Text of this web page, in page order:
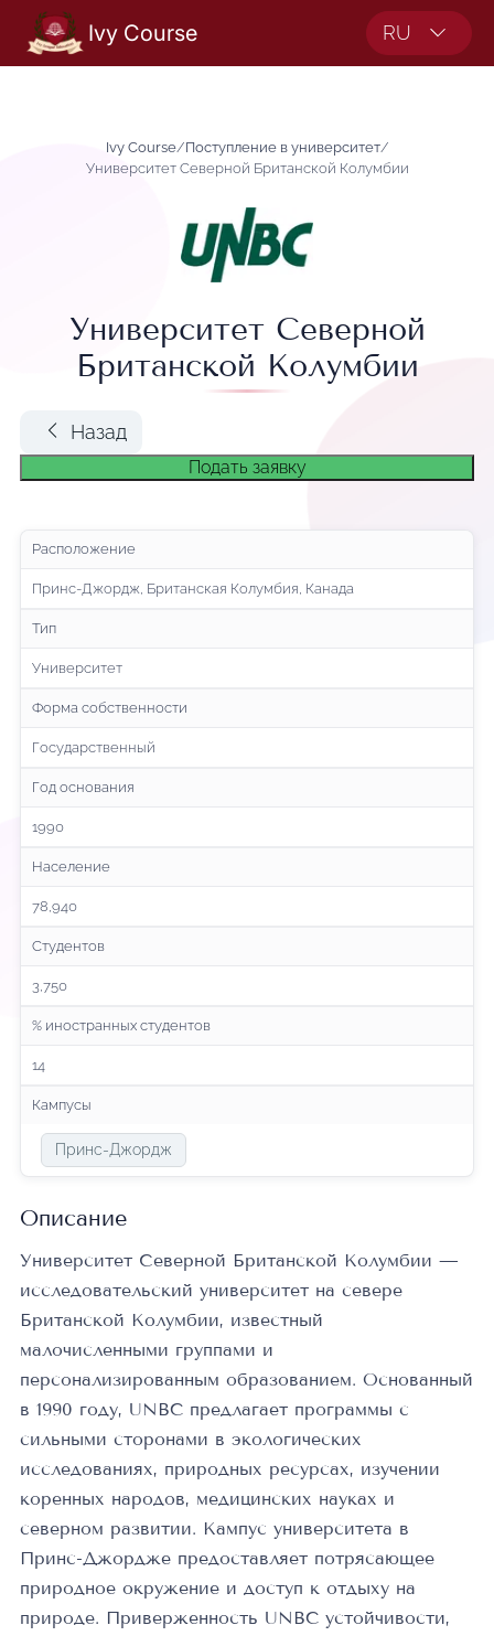
Ivy Course RU
Ivy Course/Поступление в университет/
Университет Северной Британской Колумбии
Университет Северной
Британской Колумбии
Назад
Подать заявку
Расположение
Принс-Джордж, Британская Колумбия, Канада
Тип
Университет
Форма собственности
Государственный
Год основания
1990
Население
78,940
Студентов
3,750
% иностранных студентов
14
Кампусы
Принс-Джордж
Описание
Университет Северной Британской Колумбии —
исследовательский университет на севере
Британской Колумбии, известный
малочисленными группами и
персонализированным образованием. Основанный
в 1990 году, UNBC предлагает программы с
сильными сторонами в экологических
исследованиях, природных ресурсах, изучении
коренных народов, медицинских науках и
северном развитии. Кампус университета в
Принс-Джордже предоставляет потрясающее
природное окружение и доступ к отдыху на
природе. Приверженность UNBC устойчивости,